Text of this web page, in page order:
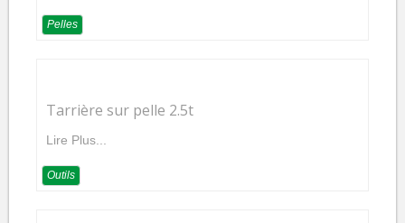
Pelles
Tarrière sur pelle 2.5t
Lire Plus...
Outils